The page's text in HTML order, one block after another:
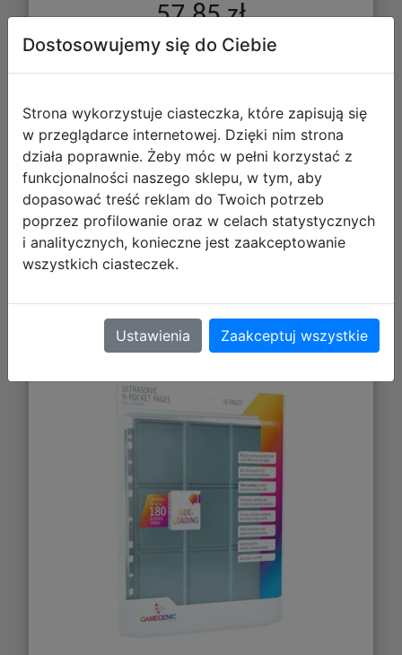
57,85 zł
DO KOSZYKA
Galeria zdjęć
Pages Sideloading - Koszulki do
Segregatora (10 szt)
Dostosowujemy się do Ciebie
Strona wykorzystuje ciasteczka, które zapisują się
w przeglądarce internetowej. Dzięki nim strona
działa poprawnie. Żeby móc w pełni korzystać z
funkcjonalności naszego sklepu, w tym, aby
dopasować treść reklam do Twoich potrzeb
poprzez profilowanie oraz w celach statystycznych
i analitycznych, konieczne jest zaakceptowanie
wszystkich ciasteczek.
Ustawienia Zaakceptuj wszystkie